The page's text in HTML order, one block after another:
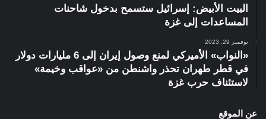
البيت الأبيض: إسرائيل ستسمح بدخول شاحنات
المساعدات إلى غزة
نوفمبر 29, 2023
«النواب» الأميركي لمنع وصول إيران إلى 6 مليارات دولار
في قطر طهران تحذر واشنطن من «عواقب وخيمة»
لاستئناف حرب غزة
عن الموقع